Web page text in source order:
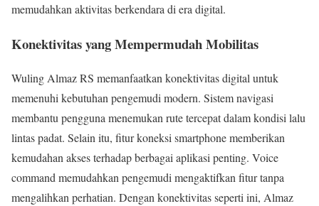
memudahkan aktivitas berkendara di era digital.
Konektivitas yang Mempermudah Mobilitas
Wuling Almaz RS memanfaatkan konektivitas digital untuk
memenuhi kebutuhan pengemudi modern. Sistem navigasi
membantu pengguna menemukan rute tercepat dalam kondisi lalu
lintas padat. Selain itu, fitur koneksi smartphone memberikan
kemudahan akses terhadap berbagai aplikasi penting. Voice
command memudahkan pengemudi mengaktifkan fitur tanpa
mengalihkan perhatian. Dengan konektivitas seperti ini, Almaz